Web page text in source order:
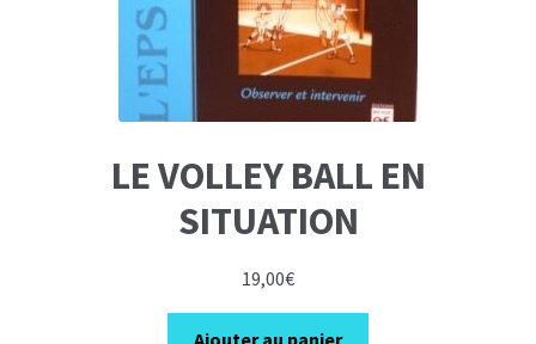
LE VOLLEY BALL EN
SITUATION
19,00€